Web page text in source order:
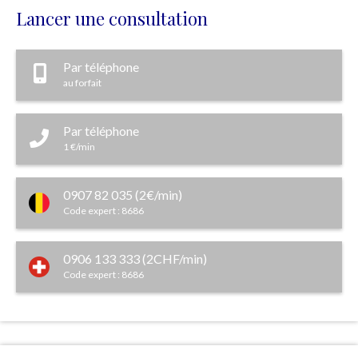
Lancer une consultation
Par téléphone
au forfait
Par téléphone
1 €/min
0907 82 035 (2€/min)
Code expert : 8686
0906 133 333 (2CHF/min)
Code expert : 8686